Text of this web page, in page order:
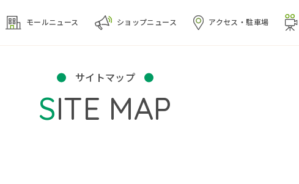
モールニュース ショップニュース アクセス・ 駐車場
サイトマップ
SITE MAP